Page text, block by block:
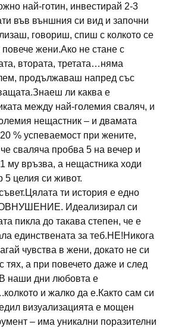
най-готин, инвестирай 2-3
във външния си вид и започни
говориш, спиш с колкото се
жени.Ако не стане с
втората, третата…няма
продължаваш напред със
ли каква е
между най-големия сваляч, и
нещастник – и двамата
% успеваемост при жените,
сваляча пробва 5 на вечер и
му връзва, а нещастника ходи
5 целия си живот.
ти история е едно
Идеализирал си
пикла до такава степен, че е
единствената за теб.НЕ!Никога
чувства в жени, докато не си
тях, а при повечето даже и след
наши дни любовта е
и жалко да е.Както сам си
визуализацията е мощен
– има уникални поразителни